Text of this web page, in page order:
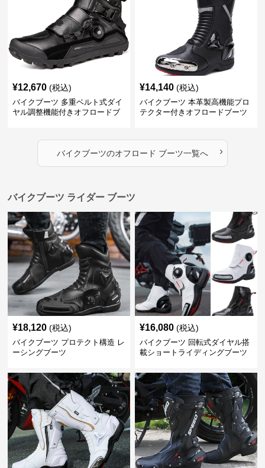
¥12,670 (税込)
バイクブーツ 多重ベルト式ダイ
ヤル調整機能付きオフロードブ
¥14,140 (税込)
バイクブーツ 本革製高機能プロ
テクター付きオフロードブーツ
バイクブーツのオフロード ブーツ一覧へ ›
バイクブーツ ライダー ブーツ
¥18,120 (税込)
バイクブーツ プロテクト構造 レ
ーシングブーツ
¥16,080 (税込)
バイクブーツ 回転式ダイヤル搭
載ショートライディングブーツ